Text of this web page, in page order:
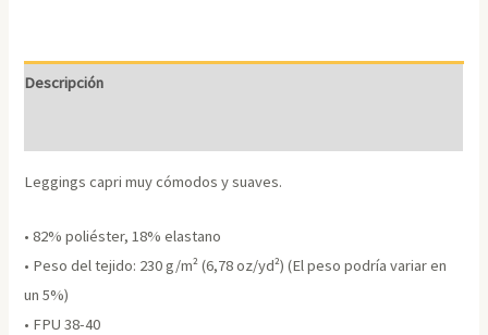
Descripción
Leggings capri muy cómodos y suaves.
• 82% poliéster, 18% elastano
• Peso del tejido: 230 g/m² (6,78 oz/yd²) (El peso podría variar en
un 5%)
• FPU 38-40